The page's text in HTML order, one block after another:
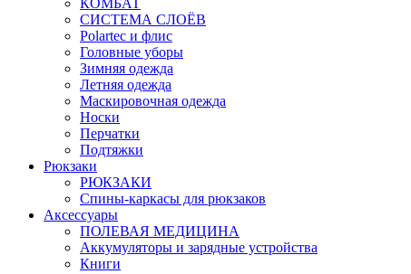
КОМБАТ
СИСТЕМА СЛОЁВ
Polartec и флис
Головные уборы
Зимняя одежда
Летняя одежда
Маскировочная одежда
Носки
Перчатки
Подтяжки
Рюкзаки
РЮКЗАКИ
Спины-каркасы для рюкзаков
Аксессуары
ПОЛЕВАЯ МЕДИЦИНА
Аккумуляторы и зарядные устройства
Книги